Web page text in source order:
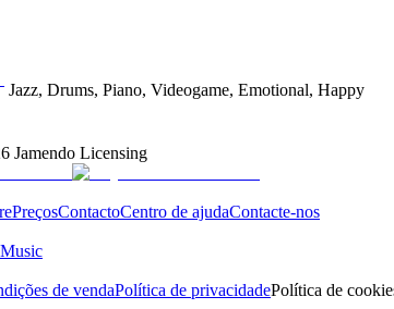
Jazz, Drums, Piano, Videogame, Emotional, Happy
Jamendo Licensing
PreçosContactoCentro de ajudaContacte-nos
de vendaPolítica de privacidadePolítica de